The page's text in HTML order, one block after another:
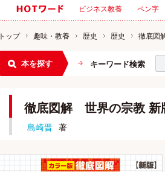
ビジネス教養 ペン字
トップ 趣味・教養 歴史 歴史 徹底図
本を探す キーワード検索
徹底図解 世界の宗教 新
島崎晋 著